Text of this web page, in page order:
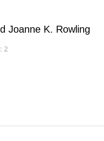
Joanne K. Rowling
2